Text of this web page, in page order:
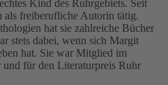
Kind des Ruhrgebiets. Seit
als freiberufliche Autorin tätig.
hat sie zahlreiche Bücher
stets dabei, wenn sich Margit
hat. Sie war Mitglied im
und für den Literaturpreis Ruhr